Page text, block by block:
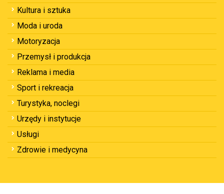
Kultura i sztuka
Moda i uroda
Motoryzacja
Przemysł i produkcja
Reklama i media
Sport i rekreacja
Turystyka, noclegi
Urzędy i instytucje
Usługi
Zdrowie i medycyna